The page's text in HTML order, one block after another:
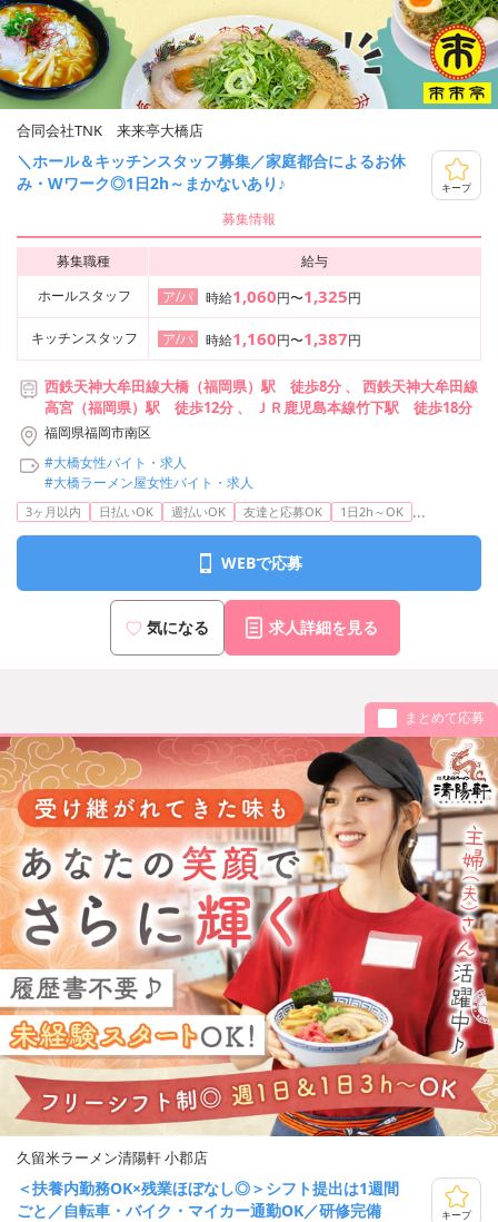
合同会社TNK 来来亭大橋店
＼ホール＆キッチンスタッフ募集／家庭都合によるお休
み・Wワーク◎1日2h～まかないあり♪
キープ
募集情報
募集職種
給与
ホールスタッフ
ア/パ 時給1,060円〜1,325円
キッチンスタッフ ア/パ 時給1,160円〜1,387円
西鉄天神大牟田線大橋（福岡県）駅 徒歩8分 、 西鉄天神大牟田線
高宮（福岡県）駅 徒歩12分 、 ＪＲ鹿児島本線竹下駅 徒歩18分
福岡県福岡市南区
#大橋女性バイト・求人
#大橋ラーメン屋女性バイト・求人
3ヶ月以内 日払いOK 週払いOK 友達と応募OK 1日2h～OK ...
WEBで応募
気になる 求人詳細を見る
まとめて応募
久留米ラーメン清陽軒 小郡店
＜扶養内勤務OK×残業ほぼなし◎＞シフト提出は1週間
ごと／自転車・バイク・マイカー通勤OK／研修完備
キープ